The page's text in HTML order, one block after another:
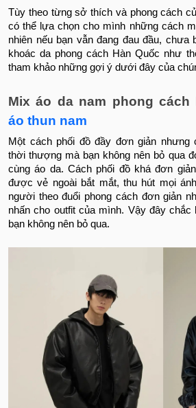
Tùy theo từng sở thích và phong cách
có thể lựa chọn cho mình những cách
nhiên nếu bạn vẫn đang đau đầu, chưa
khoác da phong cách Hàn Quốc như
tham khảo những gợi ý dưới đây của
Mix áo da nam phong cách
áo thun nam
Một cách phối đồ đầy đơn giản nhưng
thời thượng mà bạn không nên bỏ qua
cùng áo da. Cách phối đồ khá đơn
được vẻ ngoài bắt mắt, thu hút mọi
người theo đuổi phong cách đơn giản
nhấn cho outfit của mình. Vậy đây
bạn không nên bỏ qua.